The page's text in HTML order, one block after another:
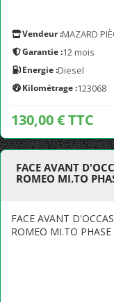
Vendeur :MAZARD
Garantie :12 mois
Energie :Diesel
Kilométrage :123068
130,00 € TTC
FACE AVANT
ROMEO MI.TO
FACE AVANT
ROMEO MI.TO PHASE